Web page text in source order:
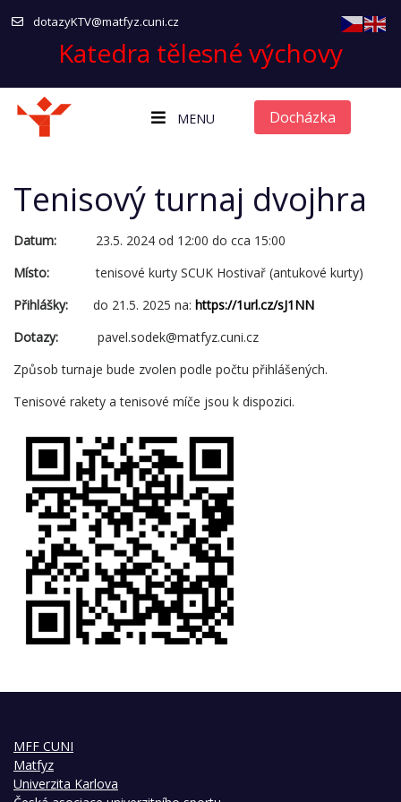
dotazyKTV@matfyz.cuni.cz
Katedra tělesné výchovy
MENU Docházka
Tenisový turnaj dvojhra
Datum: 23.5. 2024 od 12:00 do cca 15:00
Místo:tenisové kurty SCUK Hostivař (antukové kurty)
Přihlášky: do 21.5. 2025 na: https://1url.cz/sJ1NN
Dotazy: pavel.sodek@matfyz.cuni.cz
Způsob turnaje bude zvolen podle počtu přihlášených.
Tenisové rakety a tenisové míče jsou k dispozici.
MFF CUNI
Matfyz
Univerzita Karlova